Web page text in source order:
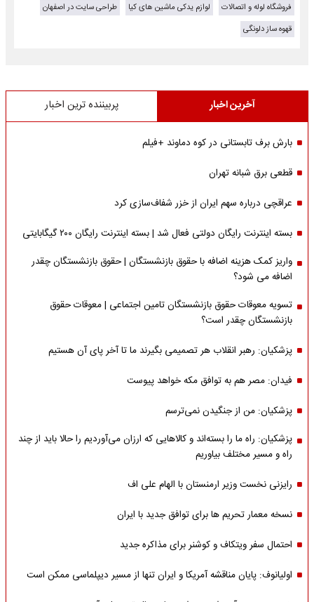
فروشگاه لوله و اتصالات
لوازم یدکی ماشین های کیا
طراحی سایت در اصفهان
قهوه ساز دلونگی
آخرین اخبار پربیننده ترین اخبار
بارش برف تابستانی در کوه دماوند +فیلم
قطعی برق شبانه تهران
عراقچی درباره سهم ایران از خزر شفاف‌سازی کرد
بسته اینترنت رایگان دولتی فعال شد | بسته اینترنت رایگان ۲۰۰ گیگابایتی
واریز کمک هزینه اضافه با حقوق بازنشستگان | حقوق بازنشستگان چقدر
اضافه می شود؟
تسویه معوقات حقوق بازنشستگان تامین اجتماعی | معوقات حقوق
بازنشستگان چقدر است؟
پزشکیان: رهبر انقلاب هر تصمیمی بگیرند ما تا آخر پای آن هستیم
فیدان: مصر هم به توافق مکه خواهد پیوست
پزشکیان: من از جنگیدن نمی‌ترسم
پزشکیان: راه ما را بسته‌اند و کالاهایی که ارزان می‌آوردیم را حالا باید از چند
راه و مسیر مختلف بیاوریم
رایزنی نخست وزیر ارمنستان با الهام علی اف
نسخه معمار تحریم ها برای توافق جدید با ایران
احتمال سفر ویتکاف و کوشنر برای مذاکره جدید
اولیانوف: پایان مناقشه آمریکا و ایران تنها از مسیر دیپلماسی ممکن است